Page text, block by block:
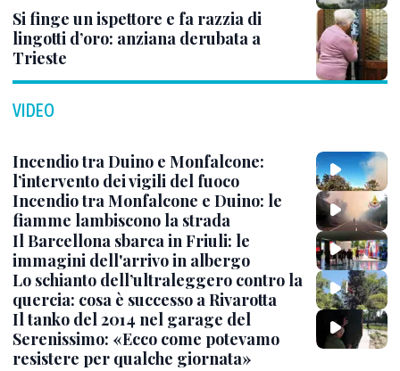
Si finge un ispettore e fa razzia di
lingotti d’oro: anziana derubata a
Trieste
VIDEO
Incendio tra Duino e Monfalcone:
l’intervento dei vigili del fuoco
Incendio tra Monfalcone e Duino: le
fiamme lambiscono la strada
Il Barcellona sbarca in Friuli: le
immagini dell'arrivo in albergo
Lo schianto dell’ultraleggero contro la
quercia: cosa è successo a Rivarotta
Il tanko del 2014 nel garage del
Serenissimo: «Ecco come potevamo
resistere per qualche giornata»